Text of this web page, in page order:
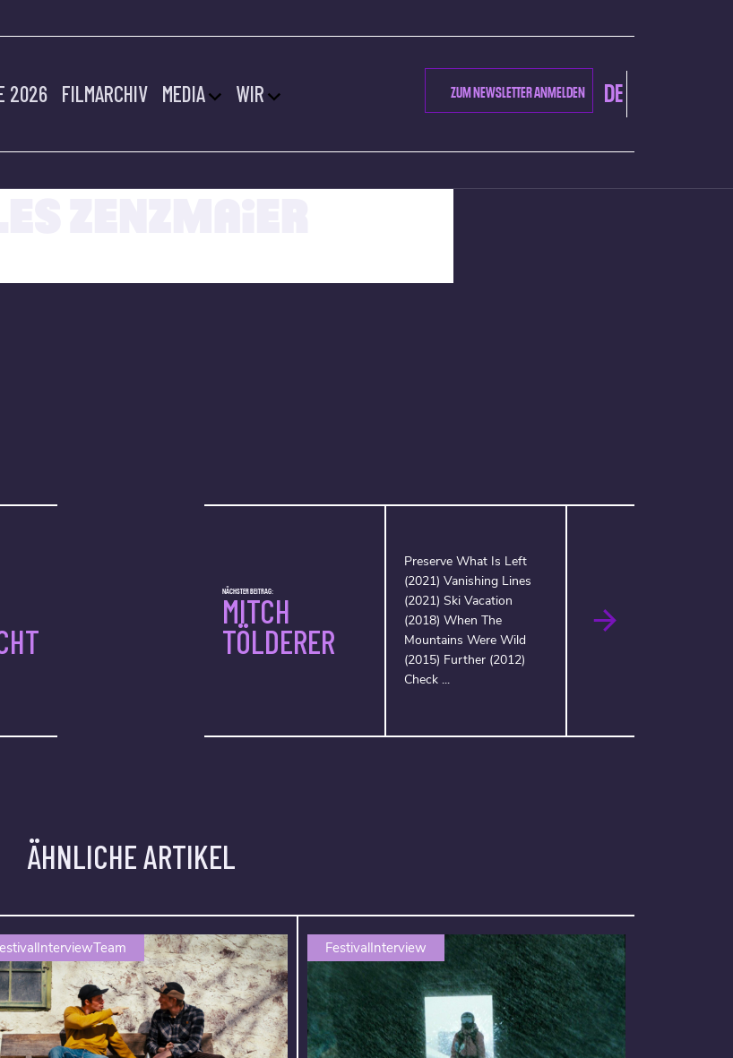
2026 FILMARCHIV MEDIA WIR ZUM NEWSLETTER ANMELDEN DE
NÄCHSTER BEITRAG:
MITCH
TÖLDERER
Preserve What Is Left
(2021) Vanishing Lines
(2021) Ski Vacation
(2018) When The
Mountains Were Wild
(2015) Further (2012)
Check ...
ÄHNLICHE ARTIKEL
FestivalInterview